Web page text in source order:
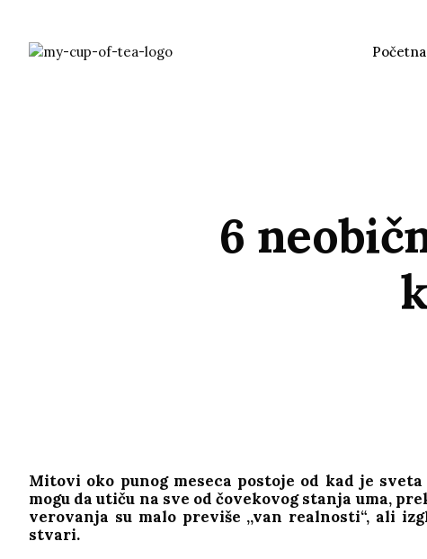
Početna
6
Mitovi oko punog meseca postoje od kad je
mogu da utiču na sve od čovekovog stanja uma,
verovanja su malo previše ,,van realnosti“, ali
stvari.